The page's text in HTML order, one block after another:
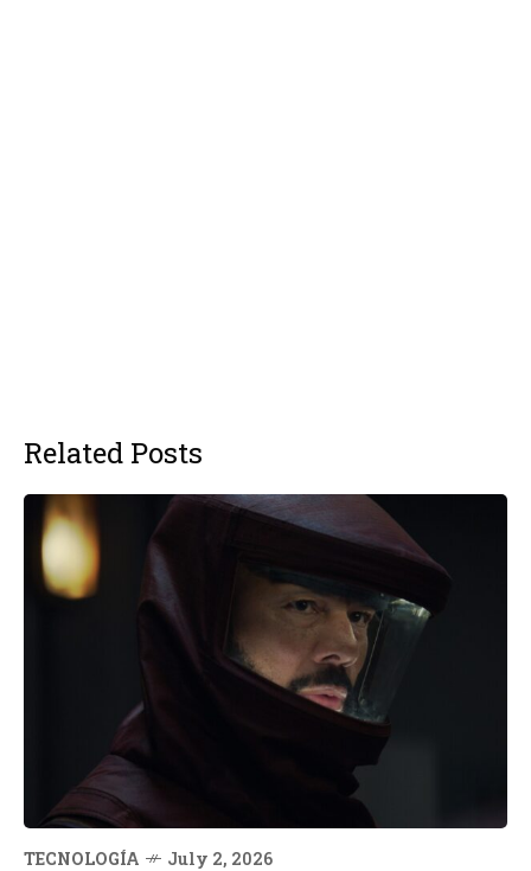
Related Posts
TECNOLOGÍA July 2, 2026